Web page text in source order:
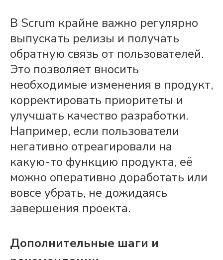
В Scrum крайне важно регулярно
выпускать релизы и получать
обратную связь от пользователей.
Это позволяет вносить
необходимые изменения в продукт,
корректировать приоритеты и
улучшать качество разработки.
Например, если пользователи
негативно отреагировали на
какую-то функцию продукта, её
можно оперативно доработать или
вовсе убрать, не дожидаясь
завершения проекта.
Дополнительные шаги и